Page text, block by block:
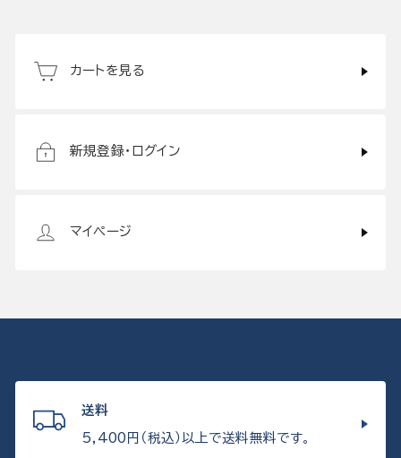
カートを見る
新規登録・ログイン
マイページ
送料
5,400円（税込）以上で送料無料です。